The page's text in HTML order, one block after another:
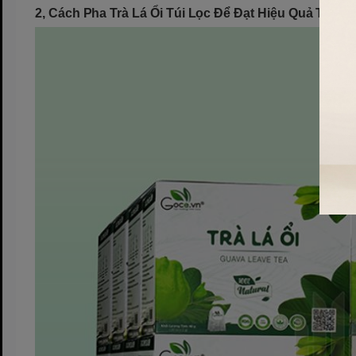
2, Cách Pha Trà Lá Ổi Túi Lọc Để Đạt Hiệu Quả Tốt